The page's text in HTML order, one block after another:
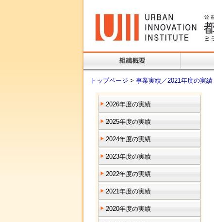
トップページ > 事業実績／2021年度の実績
2026年度の実績
2025年度の実績
2024年度の実績
2023年度の実績
2022年度の実績
2021年度の実績
2020年度の実績